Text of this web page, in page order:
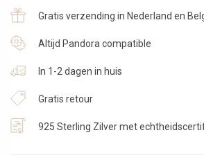
met
zirkonia
|
Sterling
Zilver
aantal
Gratis verzending in Nederland en
Altijd Pandora compatible
In 1-2 dagen in huis
Gratis retour
925 Sterling Zilver met